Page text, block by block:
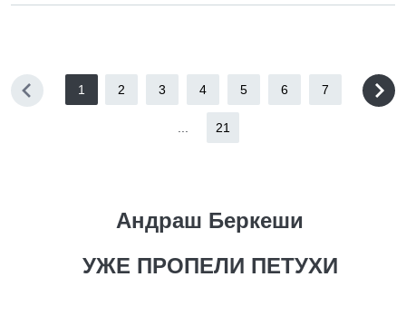
1 2 3 4 5 6 7
21
Андраш Беркеши
УЖЕ ПРОПЕЛИ ПЕТУХИ